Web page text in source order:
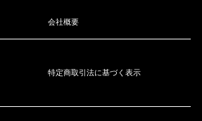
会社概要
特定商取引法に基づく表示